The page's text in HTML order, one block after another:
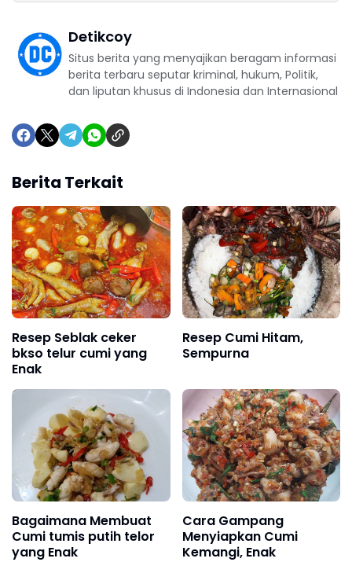
Detikcoy
Situs berita yang menyajikan beragam informasi
berita terbaru seputar kriminal, hukum, Politik,
dan liputan khusus di Indonesia dan Internasional
Berita Terkait
Resep Seblak ceker
bkso telur cumi yang
Enak
Resep Cumi Hitam,
Sempurna
Bagaimana Membuat
Cumi tumis putih telor
yang Enak
Cara Gampang
Menyiapkan Cumi
Kemangi, Enak